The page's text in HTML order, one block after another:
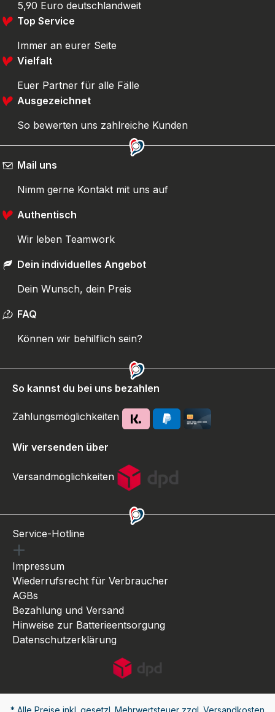
5,90 Euro deutschlandweit
Top Service
Immer an eurer Seite
Vielfalt
Euer Partner für alle Fälle
Ausgezeichnet
So bewerten uns zahlreiche Kunden
Mail uns
Nimm gerne Kontakt mit uns auf
Authentisch
Wir leben Teamwork
Dein individuelles Angebot
Dein Wunsch, dein Preis
FAQ
Können wir behilflich sein?
So kannst du bei uns bezahlen
Zahlungsmöglichkeiten
Wir versenden über
Versandmöglichkeiten
Service-Hotline
Impressum
Wiederrufsrecht für Verbraucher
AGBs
Bezahlung und Versand
Hinweise zur Batterieentsorgung
Datenschutzerklärung
* Alle Preise inkl. gesetzl. Mehrwertsteuer zzgl. Versandkosten